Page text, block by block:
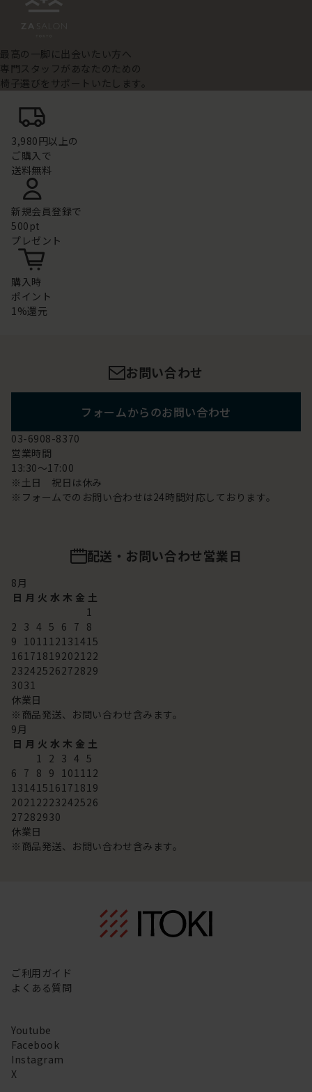
最高の一脚に出会いたい方へ
専門スタッフがあなたのための
椅子選びをサポートいたします。
3,980円以上の
ご購入で
送料無料
新規会員登録で
500pt
プレゼント
購入時
ポイント
1%還元
お問い合わせ
フォームからのお問い合わせ
03-6908-8370
営業時間
13:30～17:00
※土日 祝日は休み
※フォームでのお問い合わせは24時間対応しております。
配送・お問い合わせ営業日
8月
日 月 火 水 木 金 土
1
2 3 4 5 6 7 8
9 101112131415
16171819202122
23242526272829
3031
休業日
※商品発送、お問い合わせ含みます。
9月
日 月 火 水 木 金 土
1 2 3 4 5
6 7 8 9 101112
13141516171819
20212223242526
27282930
休業日
※商品発送、お問い合わせ含みます。
ご利用ガイド
よくある質問
Youtube
Facebook
Instagram
X